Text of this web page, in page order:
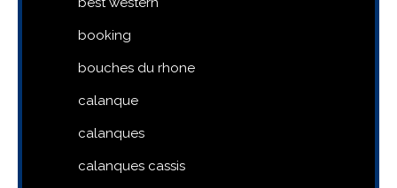
booking
bouches du rhone
calanque
calanques
calanques cassis